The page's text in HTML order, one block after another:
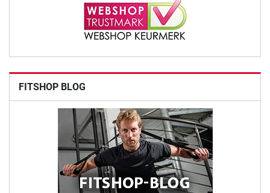
FITSHOP BLOG